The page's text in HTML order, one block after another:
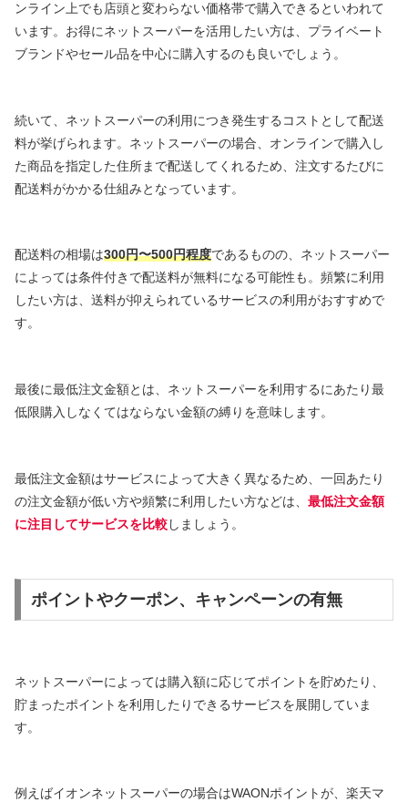
ンライン上でも店頭と変わらない価格帯で購入できるといわれて
います。お得にネットスーパーを活用したい方は、プライベート
ブランドやセール品を中心に購入するのも良いでしょう。
続いて、ネットスーパーの利用につき発生するコストとして配送
料が挙げられます。ネットスーパーの場合、オンラインで購入し
た商品を指定した住所まで配送してくれるため、注文するたびに
配送料がかかる仕組みとなっています。
配送料の相場は300円〜500円程度であるものの、ネットスーパー
によっては条件付きで配送料が無料になる可能性も。頻繁に利用
したい方は、送料が抑えられているサービスの利用がおすすめで
す。
最後に最低注文金額とは、ネットスーパーを利用するにあたり最
低限購入しなくてはならない金額の縛りを意味します。
最低注文金額はサービスによって大きく異なるため、一回あたり
の注文金額が低い方や頻繁に利用したい方などは、 最低注文金額
に注目 してサービスを比較しましょう。
ポイントやクーポン、キャンペーンの有無
ネットスーパーによっては購入額に応じてポイントを貯めたり、
貯まったポイントを利用したりできるサービスを展開していま
す。
例えばイオンネットスーパーの場合はWAONポイントが、楽天マ